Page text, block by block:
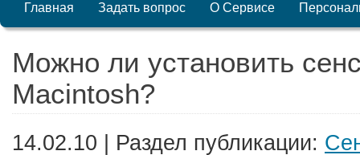
Главная Задать вопрос О Сервисе
Можно ли установить
Macintosh?
14.02.10 | Раздел публикации: